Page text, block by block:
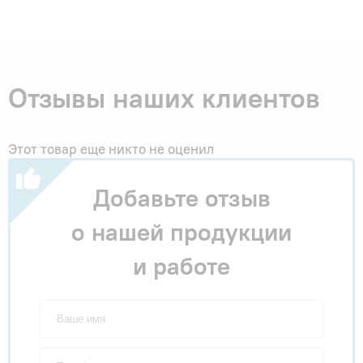
Отзывы наших клиентов
Этот товар еще никто не оценил
Добавьте отзыв
о нашей продукции
и работе